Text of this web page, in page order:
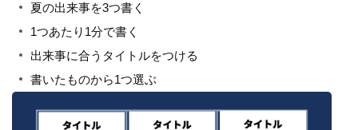
夏の出来事を3つ書く
1つあたり1分で書く
出来事に合うタイトルをつける
書いたものから1つ選ぶ